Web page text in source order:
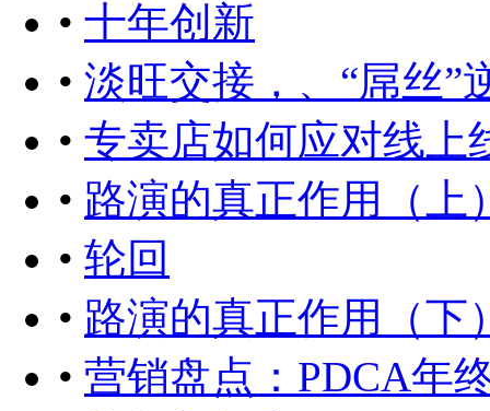
• 十年创新
• 淡旺交接，、“屌丝”
• 专卖店如何应对线上
• 路演的真正作用（上
• 轮回
• 路演的真正作用（下
• 营销盘点：PDCA年